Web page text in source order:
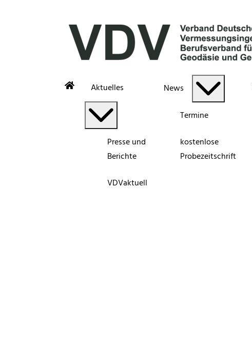
Aktuelles
Presse und
Berichte
VDVaktuell
News
Termine
kostenlose
Probezeitschrift